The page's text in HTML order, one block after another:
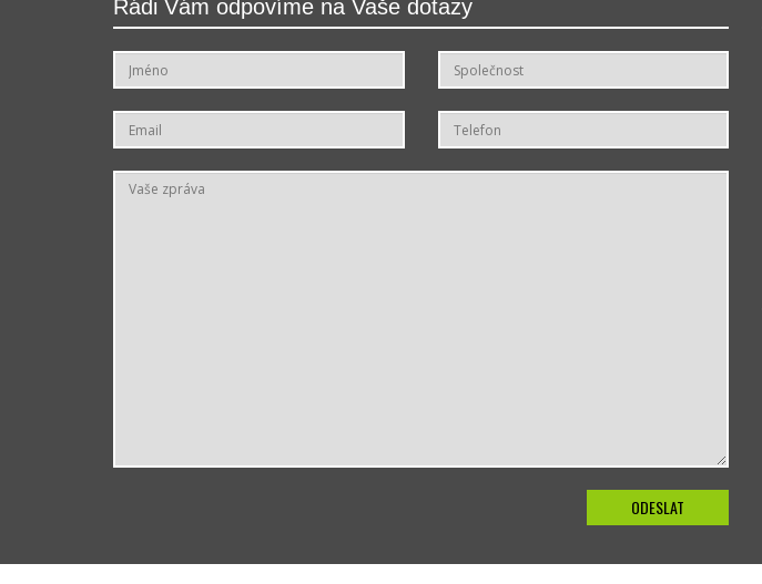
Rádi Vám odpovíme na Vaše dotazy